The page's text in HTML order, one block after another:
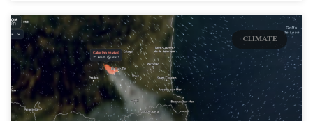
CLIMATE